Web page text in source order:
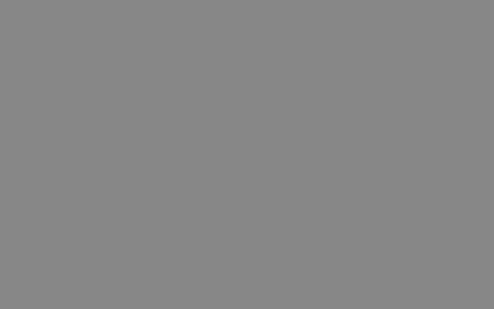
la versione
supporta
domini.
servizio
le preferenze di
È necessario
Script.com